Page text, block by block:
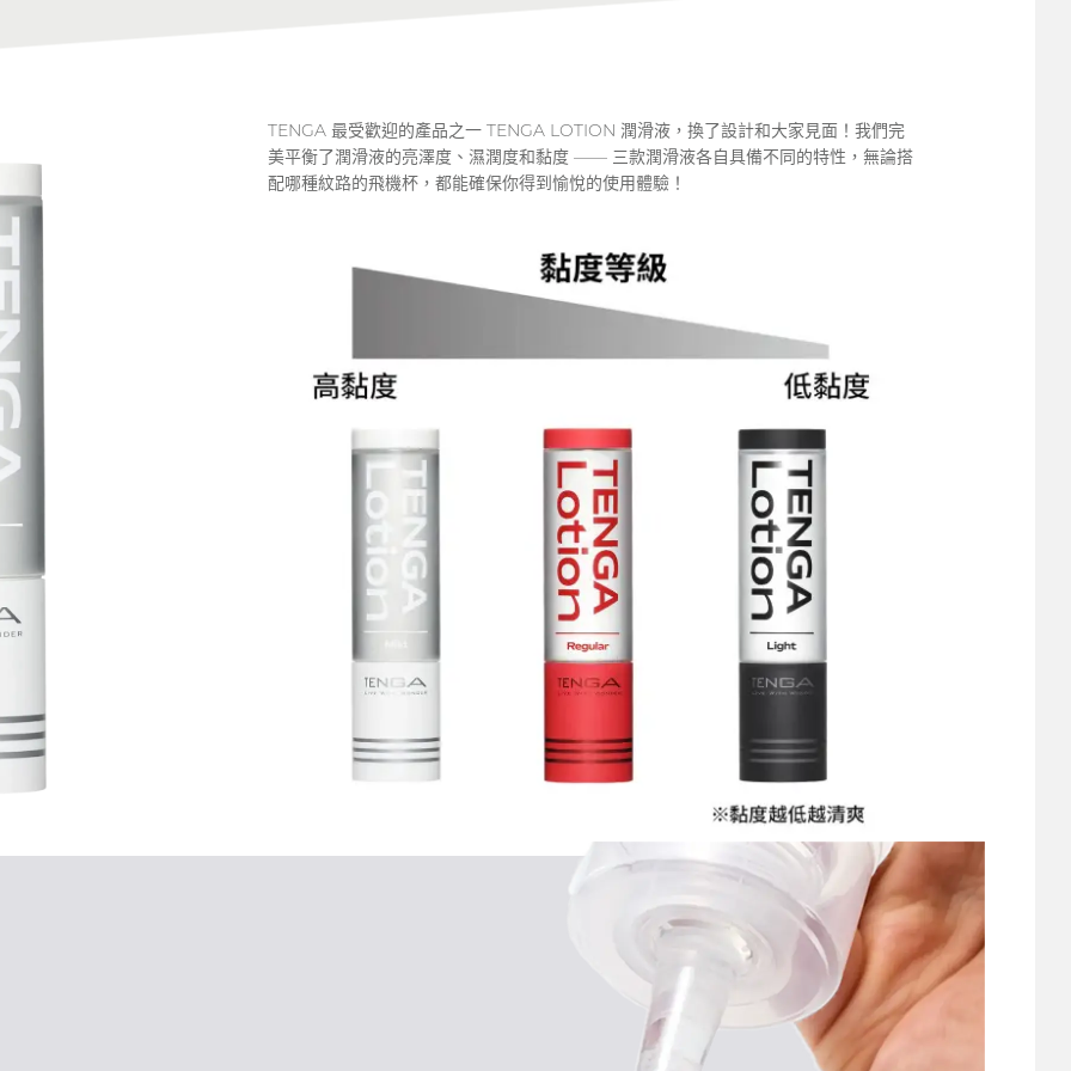
TENGA 最受歡迎的產品之一 TENGA LOTION 潤滑液，換了設計和大家見面！我們完
美平衡了潤滑液的亮澤度、濕潤度和黏度 —— 三款潤滑液各自具備不同的特性，無論搭
配哪種紋路的飛機杯，都能確保你得到愉悅的使用體驗！